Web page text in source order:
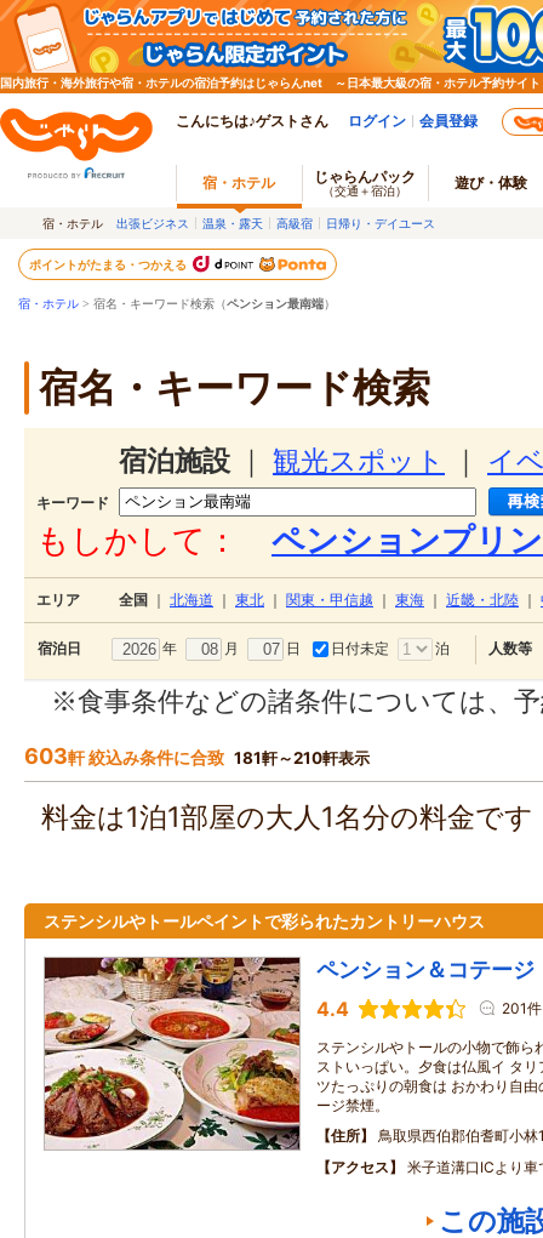
国内旅行・海外旅行や宿・ホテルの宿泊予約はじゃらんnet ～日本最大級の宿・ホテル予約サイト
こんにちは♪ゲストさん ログイン 会員登録
宿・ホテル じゃらんパック
（交通＋宿泊） 遊び・体験
宿・ホテル 出張ビジネス 温泉・露天 高級宿 日帰り・デイユース
ポイントがたまる・つかえる
宿・ホテル > 宿名・キーワード検索（ペンション最南端）
宿名・キーワード検索
宿泊施設 観光スポット イ
キーワード
もしかして： ペンションプリ
エリア 全国 北海道 東北 関東・甲信越 東海 近畿・北陸
宿泊日 年 月 日 日付未定 泊 人数等
※食事条件などの諸条件については、
603軒 絞込み条件に合致 181軒～210軒表示
料金は1泊1部屋の大人1名分の料金で
ステンシルやトールペイントで彩られたカントリーハウス
ペンション＆コテー
4.4 201件
ステンシルやトールの小物で飾ら
ストいっぱい。夕食は仏風イ タ
ツたっぷりの朝食は おかわり自
ージ禁煙。
住所
鳥取県西伯郡伯耆町小
アクセス
米子道溝口ICより車
この施